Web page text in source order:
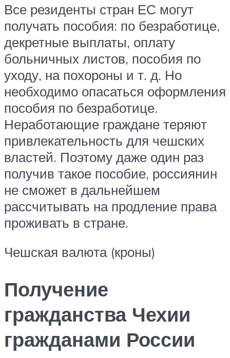
Все резиденты стран ЕС могут
получать пособия: по безработице,
декретные выплаты, оплату
больничных листов, пособия по
уходу, на похороны и т. д. Но
необходимо опасаться оформления
пособия по безработице.
Неработающие граждане теряют
привлекательность для чешских
властей. Поэтому даже один раз
получив такое пособие, россиянин
не сможет в дальнейшем
рассчитывать на продление права
проживать в стране.
Чешская валюта (кроны)
Получение
гражданства Чехии
гражданами России